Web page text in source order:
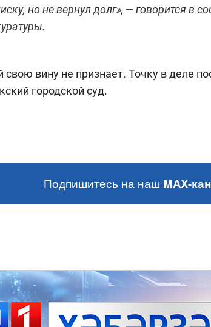
но не вернул долг», — говорится в
вину не признает. Точку в деле
городской суд.
Подпишитесь на наш MAX-